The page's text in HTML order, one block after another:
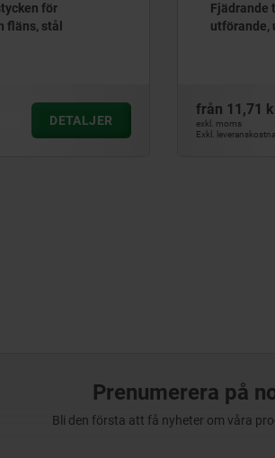
för
fläns, stål
DETALJER
Fjädrande
utförande,
från 11,71
exkl. moms
Exkl.
Prenumerera på
Bli den första att få nyheter om våra